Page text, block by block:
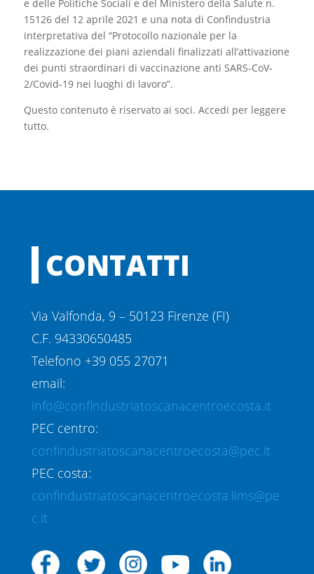
e delle Politiche Sociali e del Ministero della Salute n.
15126 del 12 aprile 2021 e una nota di Confindustria
interpretativa del “Protocollo nazionale per la
realizzazione dei piani aziendali finalizzati all’attivazione
dei punti straordinari di vaccinazione anti SARS-CoV-
2/Covid-19 nei luoghi di lavoro”.
Questo contenuto è riservato ai soci. Accedi per leggere
tutto.
CONTATTI
Via Valfonda, 9 – 50123 Firenze (FI)
C.F. 94330650485
Telefono +39 055 27071
email:
info@confindustriatoscanacentroecosta.it
PEC centro:
confindustriatoscanacentroecosta@pec.it
PEC costa:
confindustriatoscanacentroecosta.lims@pe
c.it